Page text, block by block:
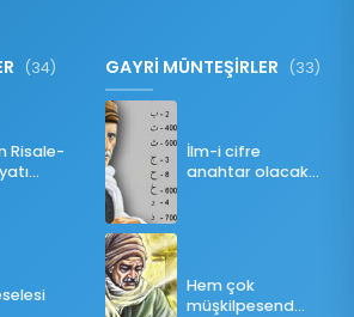
(34)
Risale-
GAYRİ MÜNTEŞİRLER (33)
İlm-i cifre
anahtar olacak
Hem çok
müşkilpesend